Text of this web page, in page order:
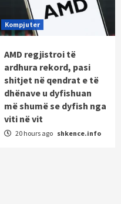
Kompjuter
AMD regjistroi të
ardhura rekord, pasi
shitjet në qendrat e të
dhënave u dyfishuan
më shumë se dyfish nga
viti në vit
20 hours ago shkence.info